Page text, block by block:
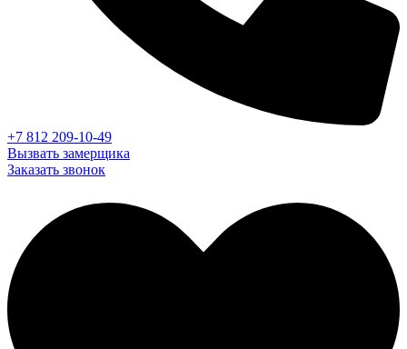
+7 812 209-10-49
Вызвать замерщика
Заказать звонок